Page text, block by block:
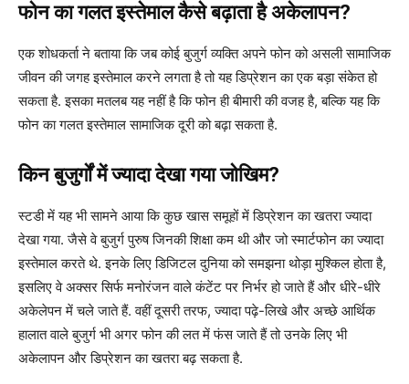
फोन का गलत इस्तेमाल कैसे बढ़ाता है अकेलापन?
एक शोधकर्ता ने बताया कि जब कोई बुजुर्ग व्यक्ति अपने फोन को असली सामाजिक
जीवन की जगह इस्तेमाल करने लगता है तो यह डिप्रेशन का एक बड़ा संकेत हो
सकता है. इसका मतलब यह नहीं है कि फोन ही बीमारी की वजह है, बल्कि यह कि
फोन का गलत इस्तेमाल सामाजिक दूरी को बढ़ा सकता है.
किन बुजुर्गों में ज्यादा देखा गया जोखिम?
स्टडी में यह भी सामने आया कि कुछ खास समूहों में डिप्रेशन का खतरा ज्यादा
देखा गया. जैसे वे बुजुर्ग पुरुष जिनकी शिक्षा कम थी और जो स्मार्टफोन का ज्यादा
इस्तेमाल करते थे. इनके लिए डिजिटल दुनिया को समझना थोड़ा मुश्किल होता है,
इसलिए वे अक्सर सिर्फ मनोरंजन वाले कंटेंट पर निर्भर हो जाते हैं और धीरे-धीरे
अकेलेपन में चले जाते हैं. वहीं दूसरी तरफ, ज्यादा पढ़े-लिखे और अच्छे आर्थिक
हालात वाले बुजुर्ग भी अगर फोन की लत में फंस जाते हैं तो उनके लिए भी
अकेलापन और डिप्रेशन का खतरा बढ़ सकता है.